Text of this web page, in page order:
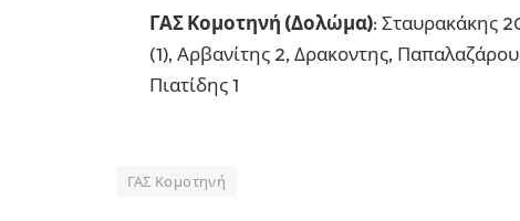
ΓΑΣ Κομοτηνή (Δολώμα): Σταυρακάκης
(1), Αρβανίτης 2, Δρακοντης,
Πιατίδης 1
ΓΑΣ Κομοτηνή